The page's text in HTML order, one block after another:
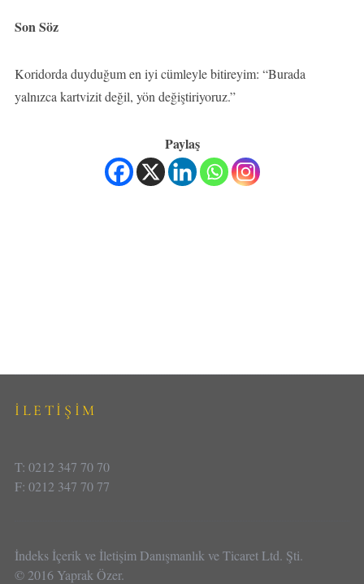
Son Söz
Koridorda duyduğum en iyi cümleyle bitireyim: “Burada
yalnızca kartvizit değil, yön değiştiriyoruz.”
Paylaş
İLETİŞİM
T: 0212 347 70 70
F: 0212 347 70 77
İndeks İçerik ve İletişim Danışmanlık ve Ticaret Ltd. Şti.
© 2016 Yaprak Özer.